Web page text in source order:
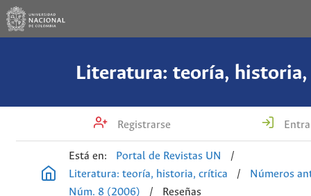
Literatura: teoría,
Registrarse
Está en: Portal de Revistas UN
/
Literatura: teoría, historia, crítica
/
Números
Núm. 8 (2006)
/ Reseñas